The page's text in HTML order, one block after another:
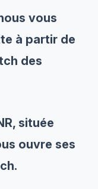
vous
à partir de
des
située
ouvre ses
.